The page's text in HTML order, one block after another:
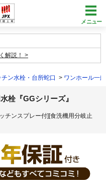
メニュー
解説！
チン水栓・台所蛇口 ワンホール一
栓『GGシリーズ』
チンスプレー付][食洗機用分岐止